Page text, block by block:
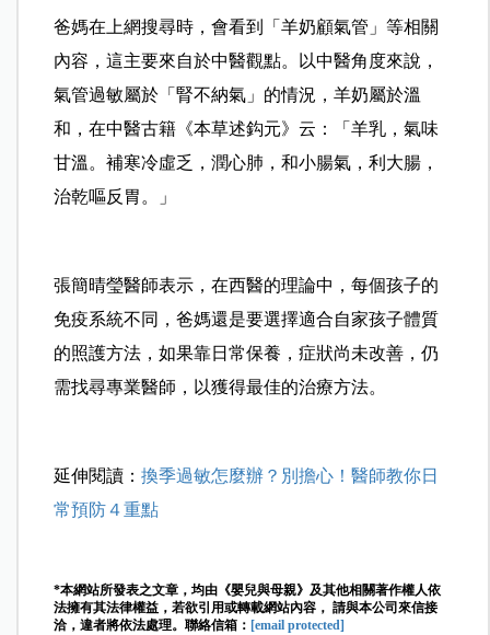
爸媽在上網搜尋時，會看到「羊奶顧氣管」等相關
內容，這主要來自於中醫觀點。以中醫角度來說，
氣管過敏屬於「腎不納氣」的情況，羊奶屬於溫
和，在中醫古籍《本草述鈎元》云：「羊乳，氣味
甘溫。補寒冷虛乏，潤心肺，和小腸氣，利大腸，
治乾嘔反胃。」
張簡晴瑩醫師表示，在西醫的理論中，每個孩子的
免疫系統不同，爸媽還是要選擇適合自家孩子體質
的照護方法，如果靠日常保養，症狀尚未改善，仍
需找尋專業醫師，以獲得最佳的治療方法。
延伸閱讀：換季過敏怎麼辦？別擔心！醫師教你日
常預防４重點
*本網站所發表之文章，均由《嬰兒與母親》及其他相關著作權人依
法擁有其法律權益，若欲引用或轉載網站內容， 請與本公司來信接
洽，違者將依法處理。聯絡信箱： [email protected]